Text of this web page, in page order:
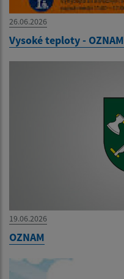
26.06.2026
Vysoké teploty - OZNAM
19.06.2026
OZNAM